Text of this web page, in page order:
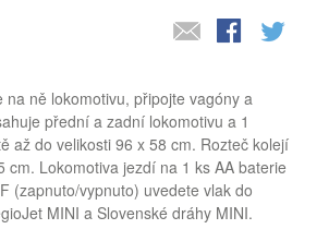
ně lokomotivu, připojte vagóny a
přední a zadní lokomotivu a 1
až do velikosti 96 x 58 cm. Rozteč kolejí
Lokomotiva jezdí na 1 ks AA baterie
(zapnuto/vypnuto) uvedete vlak do
MINI a Slovenské dráhy MINI.